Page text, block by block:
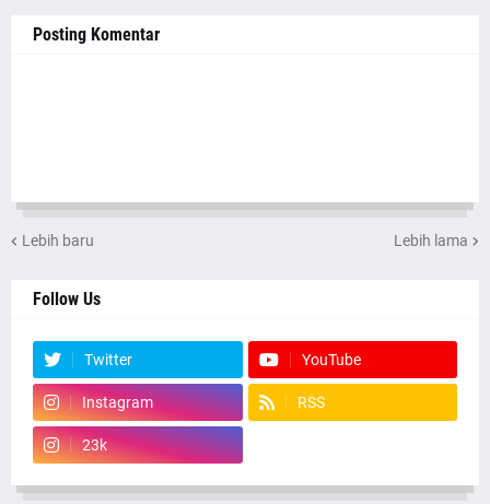
Posting Komentar
Lebih baru Lebih lama
Follow Us
Twitter YouTube
Instagram RSS
23k